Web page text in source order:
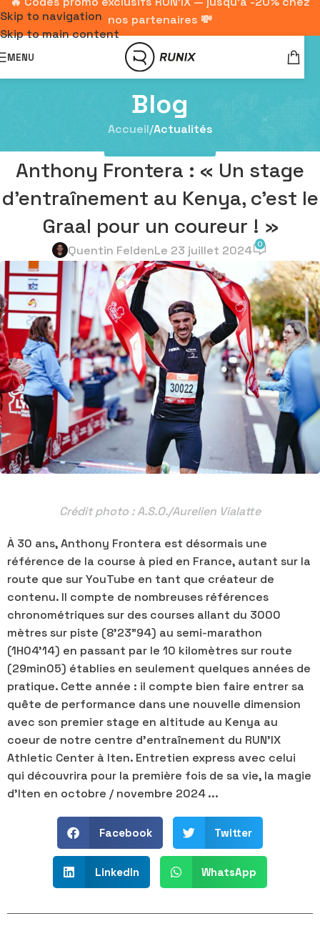
Skip to navigation
Skip to main content
nos partenaires 💸
MENU
Blog
Accueil/Actualités
Anthony Frontera : « Un stage
d’entraînement au Kenya, c’est le
Graal pour un coureur ! »
Quentin FeldenLe 23 juillet 2024 0
Crédit photo : A.S.O./Aurelien Vialatte
À 30 ans, Anthony Frontera est désormais une
référence de la course à pied en France, autant sur la
route que sur YouTube en tant que créateur de
contenu. Il compte de nombreuses références
chronométriques sur des courses allant du 3000
mètres sur piste (8'23"94) au semi-marathon
(1H04'14) en passant par le 10 kilomètres sur route
(29min05) établies en seulement quelques années de
pratique. Cette année : il compte bien faire entrer sa
quête de performance dans une nouvelle dimension
avec son premier stage en altitude au Kenya au
coeur de notre centre d'entraînement du RUN'IX
Athletic Center à Iten. Entretien express avec celui
qui découvrira pour la première fois de sa vie, la magie
d'Iten en octobre / novembre 2024 ...
Facebook Twitter
LinkedIn WhatsApp